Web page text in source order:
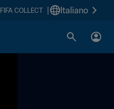
FIFA COLLECT Italiano